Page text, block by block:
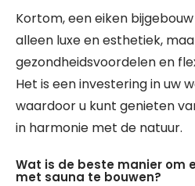
Kortom, een eiken
alleen luxe en esthetiek,
gezondheidsvoordelen en
Het is een investering in uw
waardoor u kunt genieten
in harmonie met de natuur.
Wat is de beste manier om
met sauna te bouwen?